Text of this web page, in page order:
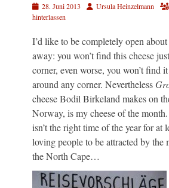
Veröffentlicht
am
28. Juni 2013 AutorUrsula Heinzelmann
hinterlassen
I’d like to be completely open
away: you won’t find this cheese
corner, even worse, you won’t find
around any corner. Nevertheless
cheese Bodil Birkeland makes on
Norway, is my cheese of the
isn’t the right time of the year for at
loving people to be attracted by the
the North Cape…